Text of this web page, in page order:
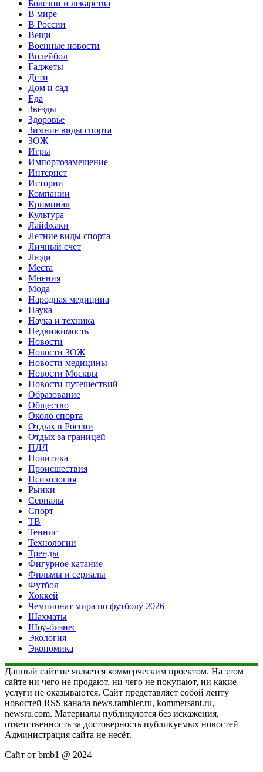
Болезни и лекарства
В мире
В России
Вещи
Военные новости
Волейбол
Гаджеты
Дети
Дом и сад
Еда
Звёзды
Здоровье
Зимние виды спорта
ЗОЖ
Игры
Импортозамещение
Интернет
Истории
Компании
Криминал
Культура
Лайфхаки
Летние виды спорта
Личный счет
Люди
Места
Мнения
Мода
Народная медицина
Наука
Наука и техника
Недвижимость
Новости
Новости ЗОЖ
Новости медицины
Новости Москвы
Новости путешествий
Образование
Общество
Около спорта
Отдых в России
Отдых за границей
ПДД
Политика
Происшествия
Психология
Рынки
Сериалы
Спорт
ТВ
Теннис
Технологии
Тренды
Фигурное катание
Фильмы и сериалы
Футбол
Хоккей
Чемпионат мира по футболу 2026
Шахматы
Шоу-бизнес
Экология
Экономика
Данный сайт не является коммерческим проектом. На этом
сайте ни чего не продают, ни чего не покупают, ни какие
услуги не оказываются. Сайт представляет собой ленту
новостей RSS канала news.rambler.ru, kommersant.ru,
newsru.com. Материалы публикуются без искажения,
ответственность за достоверность публикуемых новостей
Администрация сайта не несёт.
Сайт от bmb1 @ 2024